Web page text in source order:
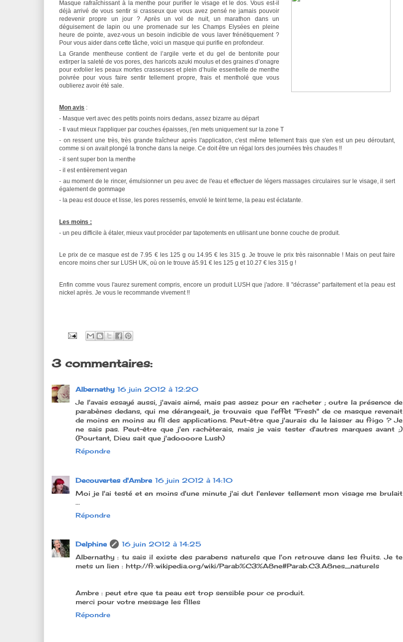
Masque rafraîchissant à la menthe pour purifier le visage et le dos. Vous est-il
déjà arrivé de vous sentir si crasseux que vous avez pensé ne jamais pouvoir
redevenir propre un jour ? Après un vol de nuit, un marathon dans un
déguisement de lapin ou une promenade sur les Champs Elysées en pleine
heure de pointe, avez-vous un besoin indicible de vous laver frénétiquement ?
Pour vous aider dans cette tâche, voici un masque qui purifie en profondeur.
La Grande mentheuse contient de l’argile verte et du gel de bentonite pour
extirper la saleté de vos pores, des haricots azuki moulus et des graines d’onagre
pour exfolier les peaux mortes crasseuses et plein d’huile essentielle de menthe
poivrée pour vous faire sentir tellement propre, frais et mentholé que vous
oublierez avoir été sale.
Mon avis :
- Masque vert avec des petits points noirs dedans, assez bizarre au départ
- Il vaut mieux l'appliquer par couches épaisses, j'en mets uniquement sur la zone T
- on ressent une très, très grande fraîcheur après l'application, c'est même tellement frais que s'en est un peu déroutant,
comme si on avait plongé la tronche dans la neige. Ce doit être un régal lors des journées très chaudes !!
- il sent super bon la menthe
- il est entièrement vegan
- au moment de le rincer, émulsionner un peu avec de l'eau et effectuer de légers massages circulaires sur le visage, il sert
également de gommage
- la peau est douce et lisse, les pores resserrés, envolé le teint terne, la peau est éclatante.
Les moins :
- un peu difficile à étaler, mieux vaut procéder par tapotements en utilisant une bonne couche de produit.
Le prix de ce masque est de 7.95 € les 125 g ou 14.95 € les 315 g. Je trouve le prix très raisonnable ! Mais on peut faire
encore moins cher sur LUSH UK, où on le trouve à5.91 € les 125 g et 10.27 € les 315 g !
Enfin comme vous l'aurez surement compris, encore un produit LUSH que j'adore. Il "décrasse" parfaitement et la peau est
nickel après. Je vous le recommande vivement !!
3 commentaires:
Albernathy 16 juin 2012 à 12:20
Je l'avais essayé aussi, j'avais aimé, mais pas assez pour en racheter ; outre la présence de
parabènes dedans, qui me dérangeait, je trouvais que l'effet "Fresh" de ce masque revenait
de moins en moins au fil des applications. Peut-être que j'aurais du le laisser au frigo ? Je
ne sais pas. Peut-être que j'en rachèterais, mais je vais tester d'autres marques avant ;)
(Pourtant, Dieu sait que j'adoooore Lush)
Répondre
Decouvertes d'Ambre 16 juin 2012 à 14:10
Moi je l'ai testé et en moins d'une minute j'ai dut l'enlever tellement mon visage me brulait
...
Répondre
Delphine
16 juin 2012 à 14:25
Albernathy : tu sais il existe des parabens naturels que l'on retrouve dans les fruits. Je te
mets un lien : http://fr.wikipedia.org/wiki/Parab%C3%A8ne#Parab.C3.A8nes_naturels
Ambre : peut etre que ta peau est trop sensible pour ce produit.
merci pour votre message les filles
Répondre